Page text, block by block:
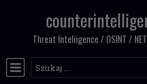
Przejdź do treści
Threat Inteliigence / OSINT /
Główna nawigacja
Szukaj